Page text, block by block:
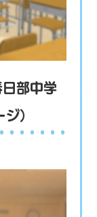
日部中学
）